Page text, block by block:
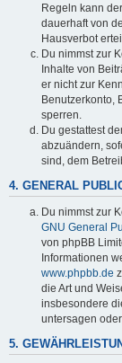
Regeln kann
dauerhaft von
Hausverbot
Du nimmst zur
Inhalte von
er nicht zur
Benutzerkonto,
sperren.
Du gestattest
abzuändern,
sind, dem
4. GENERAL
Du nimmst zur
GNU General
von phpBB
Informationen
www.phpbb.de
die Art und
insbesondere
untersagen
5.